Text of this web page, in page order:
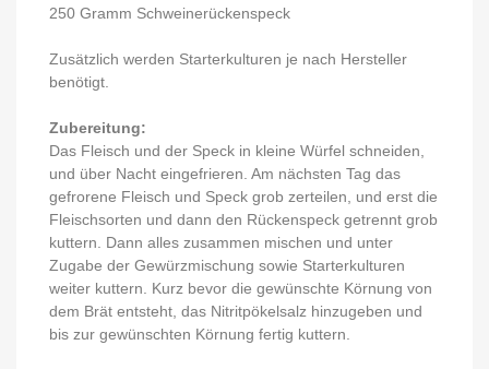
250 Gramm Schweinerückenspeck
Zusätzlich werden Starterkulturen je nach Hersteller
benötigt.
Zubereitung:
Das Fleisch und der Speck in kleine Würfel schneiden,
und über Nacht eingefrieren. Am nächsten Tag das
gefrorene Fleisch und Speck grob zerteilen, und erst die
Fleischsorten und dann den Rückenspeck getrennt grob
kuttern. Dann alles zusammen mischen und unter
Zugabe der Gewürzmischung sowie Starterkulturen
weiter kuttern. Kurz bevor die gewünschte Körnung von
dem Brät entsteht, das Nitritpökelsalz hinzugeben und
bis zur gewünschten Körnung fertig kuttern.